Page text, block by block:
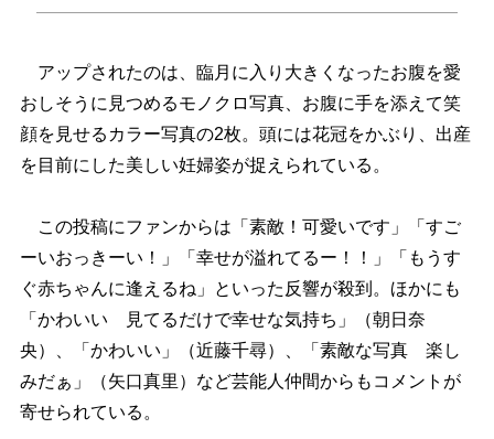
アップされたのは、臨月に入り大きくなったお腹を愛
おしそうに見つめるモノクロ写真、お腹に手を添えて笑
顔を見せるカラー写真の2枚。頭には花冠をかぶり、出産
を目前にした美しい妊婦姿が捉えられている。
この投稿にファンからは「素敵！可愛いです」「すご
ーいおっきーい！」「幸せが溢れてるー！！」「もうす
ぐ赤ちゃんに逢えるね」といった反響が殺到。ほかにも
「かわいい 見てるだけで幸せな気持ち」（朝日奈
央）、「かわいい」（近藤千尋）、「素敵な写真 楽し
みだぁ」（矢口真里）など芸能人仲間からもコメントが
寄せられている。